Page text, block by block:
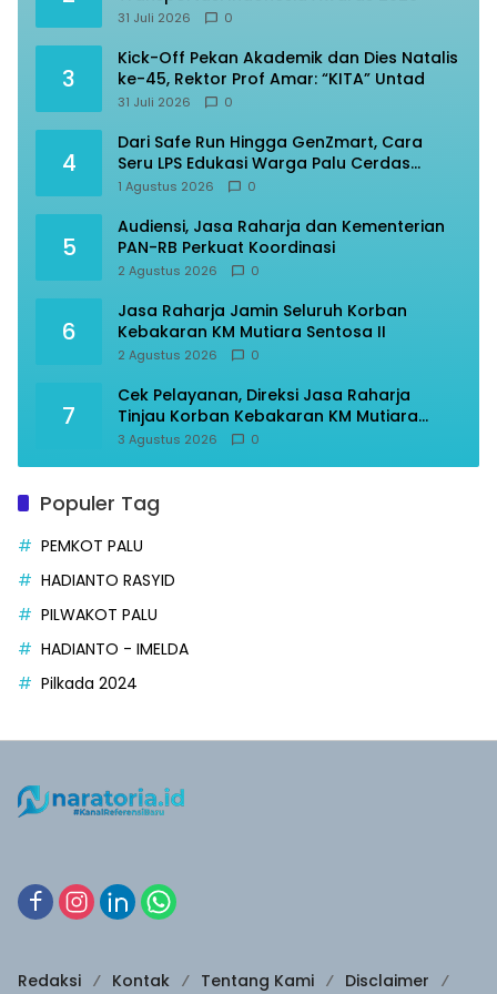
31 Juli 2026 0
3
Kick-Off Pekan Akademik dan Dies Natalis
ke-45, Rektor Prof Amar: “KITA” Untad
31 Juli 2026 0
4
Dari Safe Run Hingga GenZmart, Cara
Seru LPS Edukasi Warga Palu Cerdas
Finansial
1 Agustus 2026 0
5
Audiensi, Jasa Raharja dan Kementerian
PAN-RB Perkuat Koordinasi
2 Agustus 2026 0
6
Jasa Raharja Jamin Seluruh Korban
Kebakaran KM Mutiara Sentosa II
2 Agustus 2026 0
7
Cek Pelayanan, Direksi Jasa Raharja
Tinjau Korban Kebakaran KM Mutiara
Sentosa II
3 Agustus 2026 0
Populer Tag
PEMKOT PALU
HADIANTO RASYID
PILWAKOT PALU
HADIANTO - IMELDA
Pilkada 2024
Redaksi Kontak Tentang Kami Disclaimer